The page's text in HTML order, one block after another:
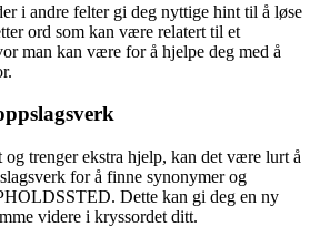
i andre felter gi deg nyttige hint til å løse
ord som kan være relatert til et
man kan være for å hjelpe deg med å
trenger ekstra hjelp, kan det være lurt å
for å finne synonymer og
Dette kan gi deg en ny
videre i kryssordet ditt.